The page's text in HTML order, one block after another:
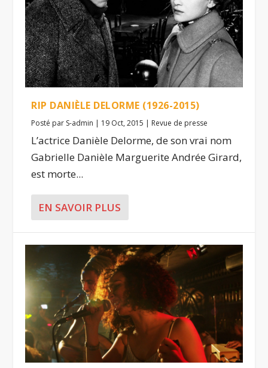
RIP DANIÈLE DELORME (1926-2015)
Posté par S-admin | 19 Oct, 2015 | Revue de presse
L’actrice Danièle Delorme, de son vrai nom
Gabrielle Danièle Marguerite Andrée Girard,
est morte...
EN SAVOIR PLUS